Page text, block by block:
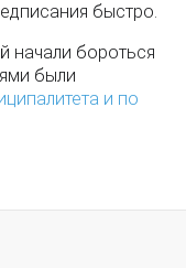
быстро.
начали бороться
были
и по